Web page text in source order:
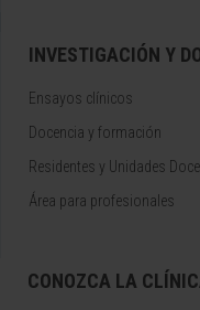
INVESTIGACIÓN Y
Ensayos clínicos
Docencia y formación
Residentes y Unidades
Área para profesionales
CONOZCA LA